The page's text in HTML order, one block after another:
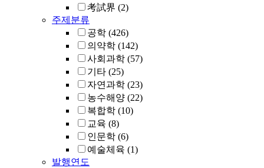
考試界 (2)
주제분류
공학 (426)
의약학 (142)
사회과학 (57)
기타 (25)
자연과학 (23)
농수해양 (22)
복합학 (10)
교육 (8)
인문학 (6)
예술체육 (1)
발행연도